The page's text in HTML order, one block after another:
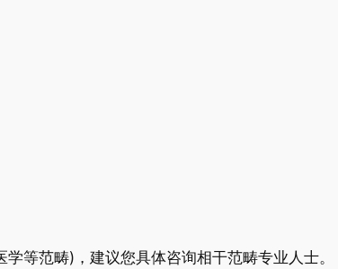
等范畴)，建议您具体咨询相干范畴专业人士。